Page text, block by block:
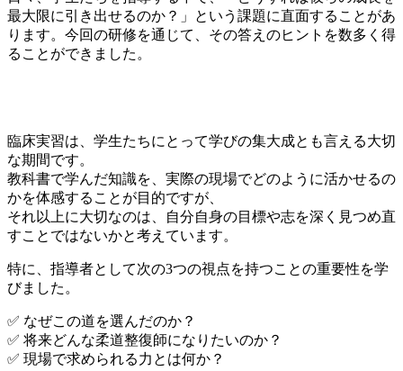
最大限に引き出せるのか？」という課題に直面することがあ
ります。今回の研修を通じて、その答えのヒントを数多く得
ることができました。
臨床実習は、学生たちにとって学びの集大成とも言える大切
な期間です。
教科書で学んだ知識を、実際の現場でどのように活かせるの
かを体感することが目的ですが、
それ以上に大切なのは、自分自身の目標や志を深く見つめ直
すことではないかと考えています。
特に、指導者として次の3つの視点を持つことの重要性を学
びました。
✅ なぜこの道を選んだのか？
✅ 将来どんな柔道整復師になりたいのか？
✅ 現場で求められる力とは何か？